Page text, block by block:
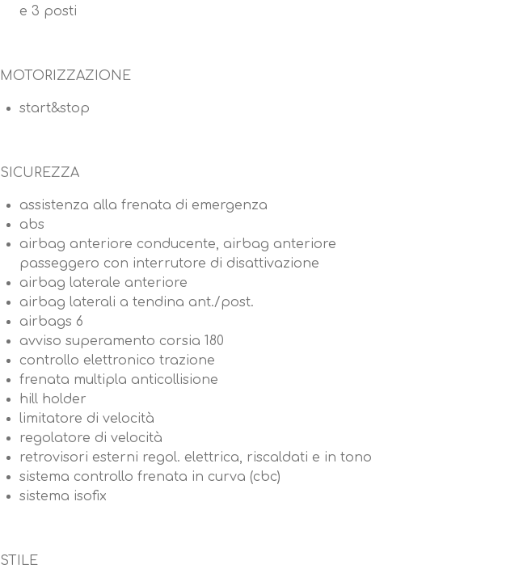
e 3 posti
MOTORIZZAZIONE
start&stop
SICUREZZA
assistenza alla frenata di emergenza
abs
airbag anteriore conducente, airbag anteriore
passeggero con interrutore di disattivazione
airbag laterale anteriore
airbag laterali a tendina ant./post.
airbags 6
avviso superamento corsia 180
controllo elettronico trazione
frenata multipla anticollisione
hill holder
limitatore di velocità
regolatore di velocità
retrovisori esterni regol. elettrica, riscaldati e in tono
sistema controllo frenata in curva (cbc)
sistema isofix
STILE